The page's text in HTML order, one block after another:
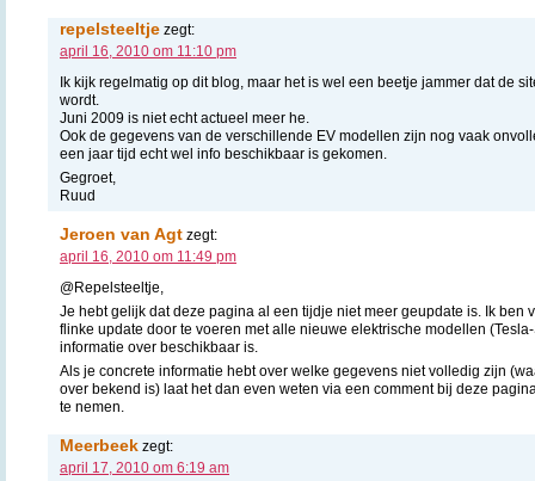
repelsteeltje zegt:
april 16, 2010 om 11:10 pm
Ik kijk regelmatig op dit blog, maar het is wel een beetje jammer dat de
wordt.
Juni 2009 is niet echt actueel meer he.
Ook de gegevens van de verschillende EV modellen zijn nog vaak
een jaar tijd echt wel info beschikbaar is gekomen.
Gegroet,
Ruud
Jeroen van Agt zegt:
april 16, 2010 om 11:49 pm
@Repelsteeltje,
Je hebt gelijk dat deze pagina al een tijdje niet meer geupdate is. Ik ben
flinke update door te voeren met alle nieuwe elektrische modellen
informatie over beschikbaar is.
Als je concrete informatie hebt over welke gegevens niet volledig zijn
over bekend is) laat het dan even weten via een comment bij deze
te nemen.
Meerbeek zegt:
april 17, 2010 om 6:19 am